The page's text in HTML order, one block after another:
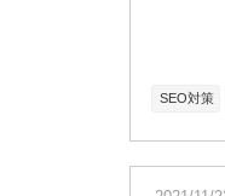
SEO対策